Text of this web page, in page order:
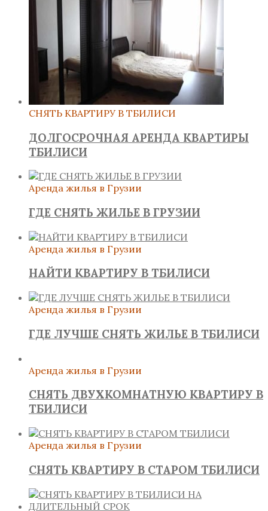
СНЯТЬ КВАРТИРУ В ТБИЛИСИ
ДОЛГОСРОЧНАЯ АРЕНДА КВАРТИРЫ
ТБИЛИСИ
Аренда жилья в Грузии
ГДЕ СНЯТЬ ЖИЛЬЕ В ГРУЗИИ
Аренда жилья в Грузии
НАЙТИ КВАРТИРУ В ТБИЛИСИ
Аренда жилья в Грузии
ГДЕ ЛУЧШЕ СНЯТЬ ЖИЛЬЕ В ТБИЛИСИ
Аренда жилья в Грузии
СНЯТЬ ДВУХКОМНАТНУЮ КВАРТИРУ В
ТБИЛИСИ
Аренда жилья в Грузии
СНЯТЬ КВАРТИРУ В СТАРОМ ТБИЛИСИ